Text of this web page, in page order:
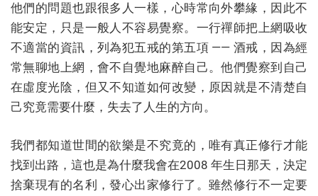
他們的問題也跟很多人一樣，心時常向外攀緣，因此不
能安定，只是一般人不容易覺察。一行禪師把上網吸收
不適當的資訊，列為犯五戒的第五項 —— 酒戒，因為經
常無聊地上網，會不自覺地麻醉自己。他們覺察到自己
在虛度光陰，但又不知道如何改變，原因就是不清楚自
己究竟需要什麼，失去了人生的方向。
我們都知道世間的欲樂是不究竟的，唯有真正修行才能
找到出路，這也是為什麼我會在2008 年生日那天，決定
捨棄現有的名利，發心出家修行了。雖然修行不一定要